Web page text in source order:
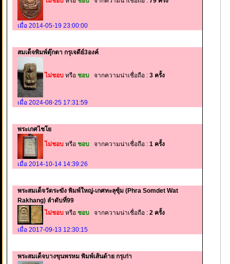
เมื่อ 2014-05-19 23:00:00
สมเด็จพิมพ์ตุ๊กตา กรุเจดีย์3องค์
ไม่ชอบ หรือ ชอบ จากความน่าเชื่อถือ : 3 ครั้ง
เมื่อ 2024-08-25 17:31:59
พระเกศไชโย
ไม่ชอบ หรือ ชอบ จากความน่าเชื่อถือ : 1 ครั้ง
เมื่อ 2014-10-14 14:39:26
พระสมเด็จวัดระฆัง พิมพ์ใหญ่-เกศทะลุซุ้ม (Phra Somdet Wat
Rakhang) ลำดับที่99
ไม่ชอบ หรือ ชอบ จากความน่าเชื่อถือ : 2 ครั้ง
เมื่อ 2017-09-13 12:30:15
พระสมเด็จบางขุนพรหม พิมพ์เส้นด้าย กรุเก่า